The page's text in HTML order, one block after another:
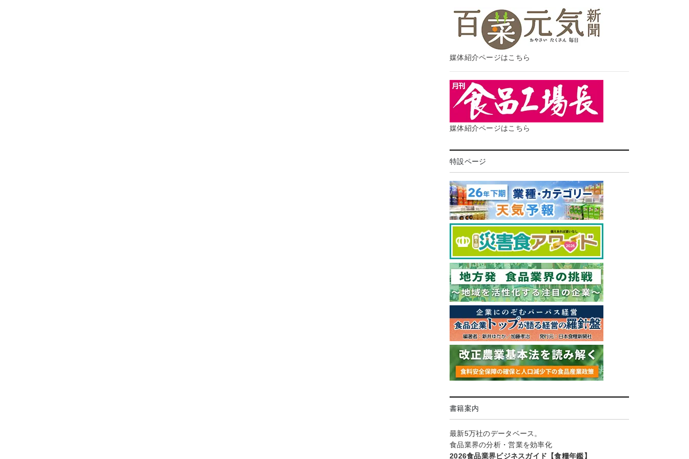
媒体紹介ページはこちら
媒体紹介ページはこちら
特設ページ
書籍案内
最新5万社のデータベース。
食品業界の分析・営業を効率化
2026食品業界ビジネスガイド【食糧年鑑】